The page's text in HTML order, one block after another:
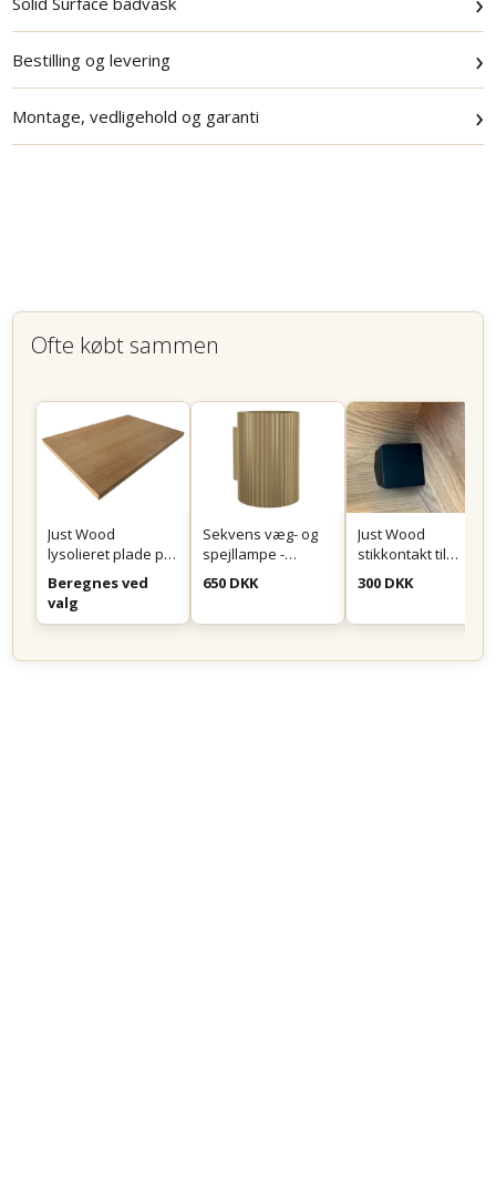
Bestilling og levering ›
Montage, vedligehold og garanti ›
Ofte købt sammen
Just Wood
lysolieret plade på
mål
Beregnes ved
valg
Sekvens væg- og
spejllampe -
Messing
650 DKK
Just Wood
stikkontakt til
montering i skuffe
eller skab - Sort
300 DKK